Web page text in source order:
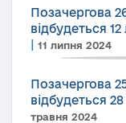
Позачергова
відбудеться
11 липня 2024
Позачергова
відбудеться
травня 2024